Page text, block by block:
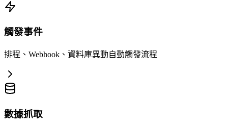
觸發事件
排程、Webhook、資料庫異動自動觸發流程
數據抓取